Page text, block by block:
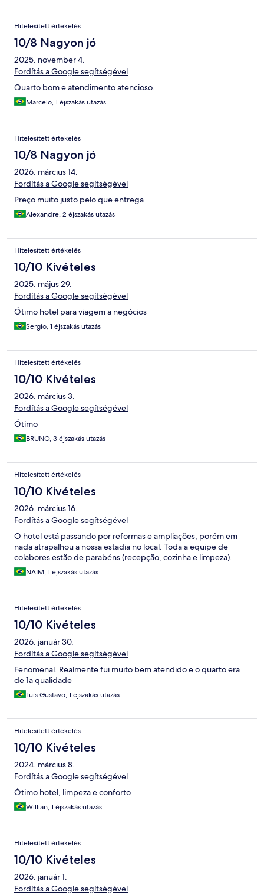
Hitelesített értékelés
10/8 Nagyon jó
2025. november 4.
Fordítás a Google segítségével
Quarto bom e atendimento atencioso.
Marcelo, 1 éjszakás utazás
Hitelesített értékelés
10/8 Nagyon jó
2026. március 14.
Fordítás a Google segítségével
Preço muito justo pelo que entrega
Alexandre, 2 éjszakás utazás
Hitelesített értékelés
10/10 Kivételes
2025. május 29.
Fordítás a Google segítségével
Ótimo hotel para viagem a negócios
Sergio, 1 éjszakás utazás
Hitelesített értékelés
10/10 Kivételes
2026. március 3.
Fordítás a Google segítségével
Ótimo
BRUNO, 3 éjszakás utazás
Hitelesített értékelés
10/10 Kivételes
2026. március 16.
Fordítás a Google segítségével
O hotel está passando por reformas e ampliações, porém em
nada atrapalhou a nossa estadia no local. Toda a equipe de
colabores estão de parabéns (recepção, cozinha e limpeza).
NAIM, 1 éjszakás utazás
Hitelesített értékelés
10/10 Kivételes
2026. január 30.
Fordítás a Google segítségével
Fenomenal. Realmente fui muito bem atendido e o quarto era
de 1a qualidade
Luís Gustavo, 1 éjszakás utazás
Hitelesített értékelés
10/10 Kivételes
2024. március 8.
Fordítás a Google segítségével
Ótimo hotel, limpeza e conforto
Willian, 1 éjszakás utazás
Hitelesített értékelés
10/10 Kivételes
2026. január 1.
Fordítás a Google segítségével